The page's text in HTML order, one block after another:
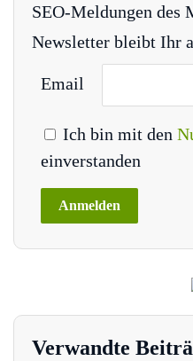
SEO-Meldungen des
Newsletter bleibt Ihr
Email
Ich bin mit den
einverstanden
Verwandte